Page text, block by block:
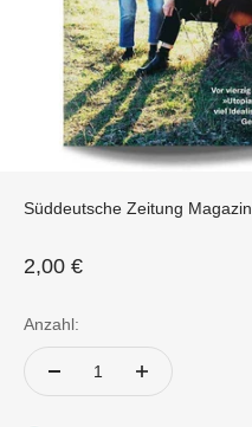
Süddeutsche Zeitung
Angebot
2,00 €
Anzahl: